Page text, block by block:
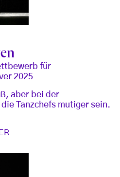
für
2025
aber bei der
Tanzchefs mutiger sein.